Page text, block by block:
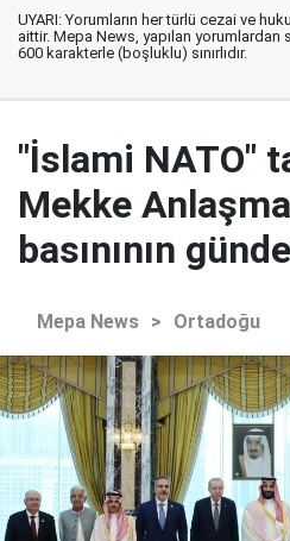
UYARI: Yorumların her türlü cezai ve
aittir. Mepa News, yapılan
600 karakterle (boşluklu) sınırlıdır.
"İslami NATO"
Mekke
basınının
Mepa News > Ortadoğu